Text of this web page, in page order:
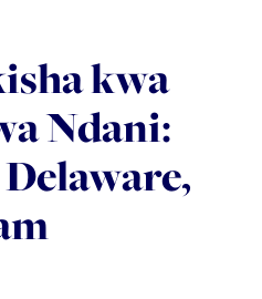
Wateja
Sasa
kwa
Ndani: